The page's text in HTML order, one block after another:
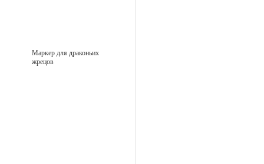
Маркер для драконьих
жрецов